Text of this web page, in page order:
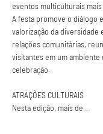
eventos multiculturais
A festa promove o diálogo
valorização da diversidade
relações comunitárias,
visitantes em um ambiente
celebração.
ATRAÇÕES CULTURAIS
Nesta edição, mais de…